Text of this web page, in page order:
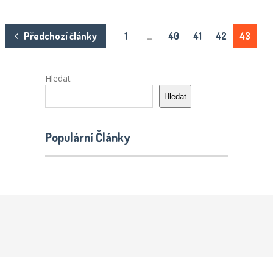
Stránkování
Předchozí články 1 … 40 41 42 43
Hledat
Hledat
Populární Články